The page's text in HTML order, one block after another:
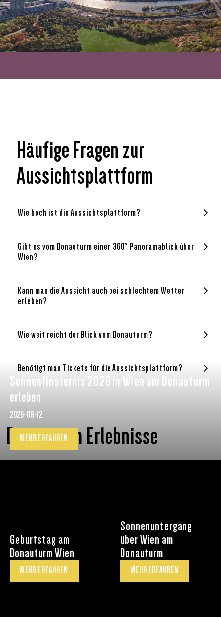
Häufige Fragen zur
Aussichtsplattform
Wie hoch ist die Aussichtsplattform?
Gibt es vom Donauturm einen 360° Panoramablick über
Wien?
Kann man die Aussicht auch bei schlechtem Wetter
erleben?
Wie weit reicht der Blick vom Donauturm?
Benötigt man Tickets für die Aussichtsplattform?
Donauturm Erlebnisse
Sonnenfinsternis 2026 in Wien am Donauturm
erleben
2026-08-12
MEHR ERFAHREN
Geburtstag am
Donauturm Wien
MEHR ERFAHREN
Sonnenuntergang
über Wien am
Donauturm
MEHR ERFAHREN